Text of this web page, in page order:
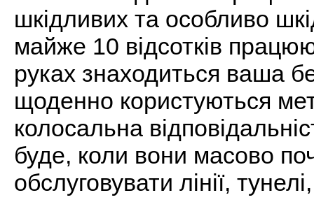
шкідливих та особливо
майже 10 відсотків
руках знаходиться ваша
щоденно користуються
колосальна
буде, коли вони масово
обслуговувати лінії,